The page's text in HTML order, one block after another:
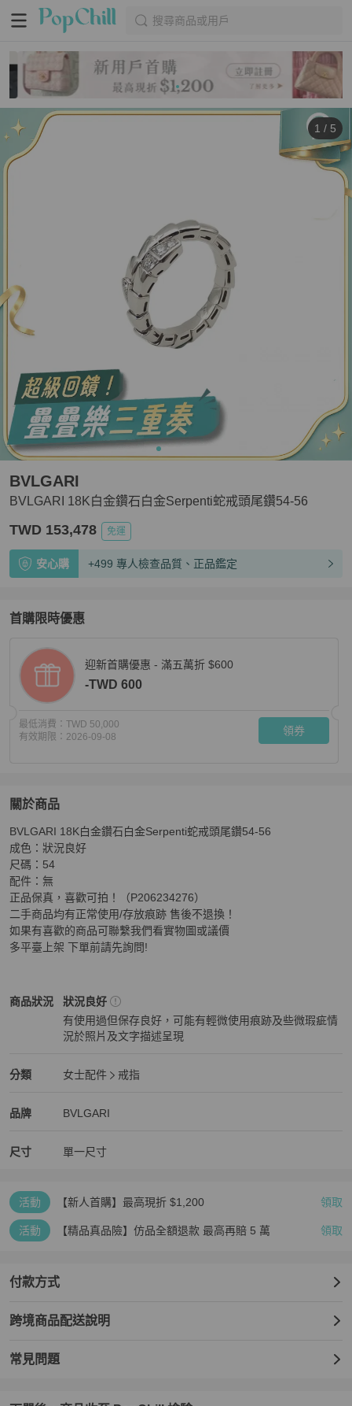
搜尋商品或用戶
1 / 5
BVLGARI 18K白金鑽石白金Serpenti蛇戒頭尾鑽54-56
BVLGARI
TWD 153,478 免運
安心購 +499 專人檢查品質、正品鑑定
首購限時優惠
迎新首購優惠 - 滿五萬折 $600
-TWD 600
最低消費： TWD 50,000
有效期限： 2026-09-08 領券
關於商品
關於BVLGARI 18K白金鑽石白金Serpenti蛇戒頭尾鑽54-56
BVLGARI 18K白金鑽石白金Serpenti蛇戒頭尾鑽54-56
成色：狀況良好
尺碼：54
配件：無
正品保真，喜歡可拍！（P206234276）
二手商品均有正常使用/存放痕跡 售後不退換！
如果有喜歡的商品可聯繫我們看實物圖或議價
多平臺上架 下單前請先詢問!
商品狀況
BVLGARI 女士配件商品狀態與細節
狀況良好
有使用過但保存良好，可能有輕微使用痕跡及些微瑕疵情
況於照片及文字描述呈現
分類
BVLGARI 女士配件分類資訊
女士配件
戒指
品牌
BVLGARI 精品女士配件
BVLGARI
BVLGARI 推薦清單
尺寸 單一尺寸
活動 【新人首購】最高現折 $1,200 領取
活動 【精品真品險】仿品全額退款 最高再賠 5 萬 領取
付款方式
跨境商品配送說明
常見問題